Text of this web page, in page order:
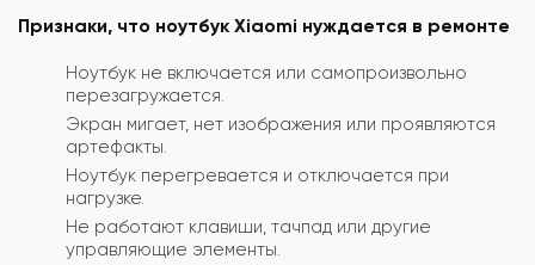
Признаки, что ноутбук Xiaomi нуждается в ремонте
Ноутбук не включается или самопроизвольно
перезагружается.
Экран мигает, нет изображения или проявляются
артефакты.
Ноутбук перегревается и отключается при
нагрузке.
Не работают клавиши, тачпад или другие
управляющие элементы.